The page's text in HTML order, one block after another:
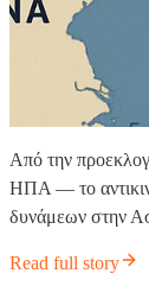
Από την
ΗΠΑ — το
δυνάμεων στην
Read full story